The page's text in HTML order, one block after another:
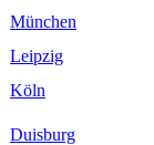
München
Leipzig
Köln
Duisburg